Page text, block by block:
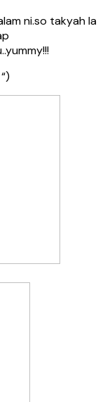
ni.so takyah la